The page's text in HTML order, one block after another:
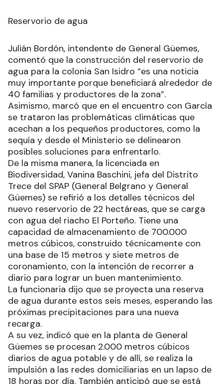
Reservorio de agua
Julián Bordón, intendente de General Güemes,
comentó que la construcción del reservorio de
agua para la colonia San Isidro “es una noticia
muy importante porque beneficiará alrededor de
40 familias y productores de la zona”.
Asimismo, marcó que en el encuentro con García
se trataron las problemáticas climáticas que
acechan a los pequeños productores, como la
sequía y desde el Ministerio se delinearon
posibles soluciones para enfrentarlo.
De la misma manera, la licenciada en
Biodiversidad, Vanina Baschini, jefa del Distrito
Trece del SPAP (General Belgrano y General
Güemes) se refirió a los detalles técnicos del
nuevo reservorio de 22 hectáreas, que se carga
con agua del riacho El Porteño. Tiene una
capacidad de almacenamiento de 700.000
metros cúbicos, construido técnicamente con
una base de 15 metros y siete metros de
coronamiento, con la intención de recorrer a
diario para lograr un buen mantenimiento.
La funcionaria dijo que se proyecta una reserva
de agua durante estos seis meses, esperando las
próximas precipitaciones para una nueva
recarga.
A su vez, indicó que en la planta de General
Güemes se procesan 2.000 metros cúbicos
diarios de agua potable y de allí, se realiza la
impulsión a las redes domiciliarias en un lapso de
18 horas por día. También anticipó que se está